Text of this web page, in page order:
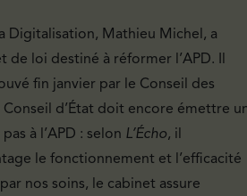
Digitalisation, Mathieu Michel, a
de loi destiné à réformer l’APD. Il
fin janvier par le Conseil des
d’État doit encore émettre
à l’APD : selon L’Écho, il
le fonctionnement et l’efficacité
nos soins, le cabinet assure